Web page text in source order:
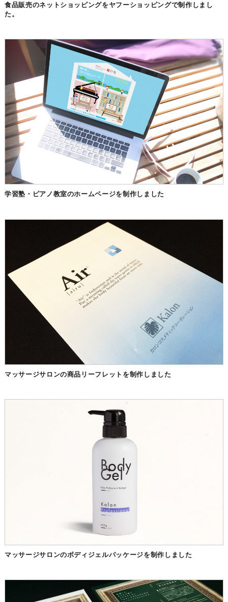
食品販売のネットショッピングをヤフーショッピングで制作しまし
た。
学習塾・ピアノ教室のホームページを制作しました
マッサージサロンの商品リーフレットを制作しました
マッサージサロンのボディジェルパッケージを制作しました